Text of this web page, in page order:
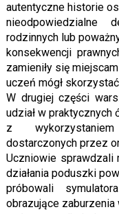
autentyczne historie
nieodpowiedzialne
rodzinnych lub
konsekwencji
zamieniły się
uczeń mógł
W drugiej części
udział w praktycznych
z
dostarczonych przez
Uczniowie sprawdzali
działania poduszki
próbowali
obrazujące zaburzenia